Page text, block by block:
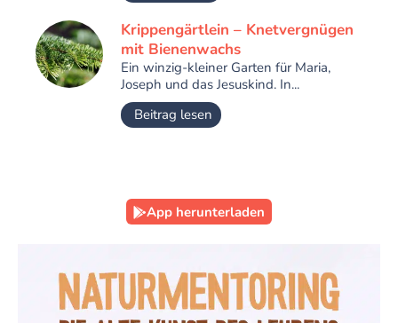
Krippengärtlein – Knetvergnügen
mit Bienenwachs
Ein winzig-kleiner Garten für Maria,
Joseph und das Jesuskind. In...
Beitrag lesen
App herunterladen